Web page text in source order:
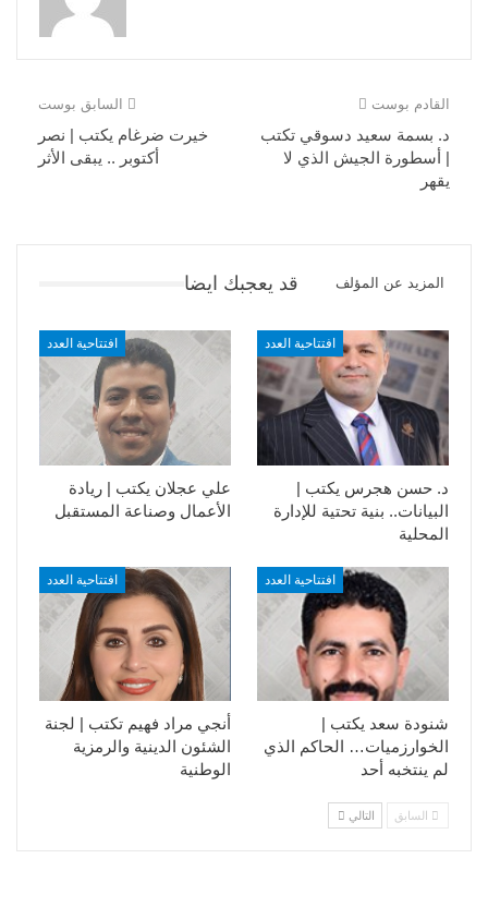
السابق بوست
خيرت ضرغام يكتب | نصر
أكتوبر .. يبقى الأثر
القادم بوست
د. بسمة سعيد دسوقي تكتب
| أسطورة الجيش الذي لا
يقهر
قد يعجبك ايضا المزيد عن المؤلف
افتتاحية العدد
علي عجلان يكتب | ريادة
الأعمال وصناعة المستقبل
افتتاحية العدد
د. حسن هجرس يكتب |
البيانات.. بنية تحتية للإدارة
المحلية
افتتاحية العدد
أنجي مراد فهيم تكتب | لجنة
الشئون الدينية والرمزية
الوطنية
افتتاحية العدد
شنودة سعد يكتب |
الخوارزميات… الحاكم الذي
لم ينتخبه أحد
السابق التالي